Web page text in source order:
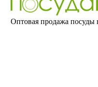
Оптовая продажа посуды